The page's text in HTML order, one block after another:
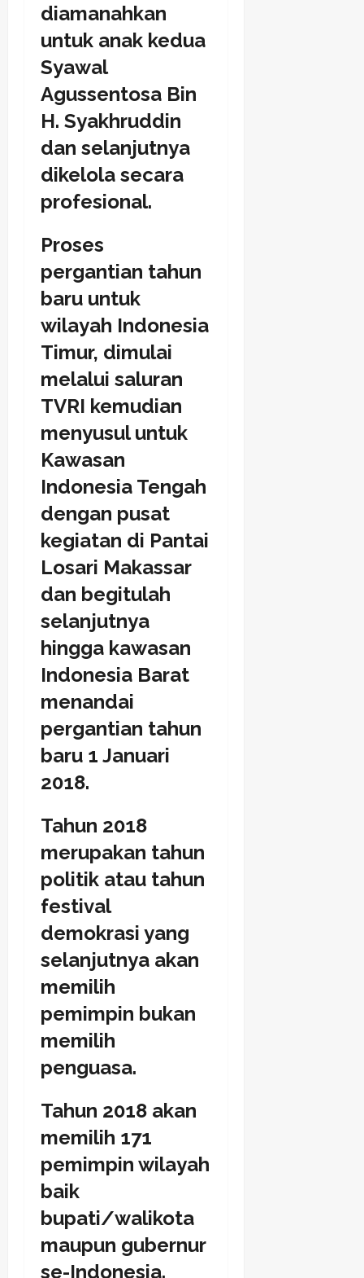
diamanahkan
untuk anak kedua
Syawal
Agussentosa Bin
H. Syakhruddin
dan selanjutnya
dikelola secara
profesional.
Proses
pergantian tahun
baru untuk
wilayah Indonesia
Timur, dimulai
melalui saluran
TVRI kemudian
menyusul untuk
Kawasan
Indonesia Tengah
dengan pusat
kegiatan di Pantai
Losari Makassar
dan begitulah
selanjutnya
hingga kawasan
Indonesia Barat
menandai
pergantian tahun
baru 1 Januari
2018.
Tahun 2018
merupakan tahun
politik atau tahun
festival
demokrasi yang
selanjutnya akan
memilih
pemimpin bukan
memilih
penguasa.
Tahun 2018 akan
memilih 171
pemimpin wilayah
baik
bupati/walikota
maupun gubernur
se-Indonesia.